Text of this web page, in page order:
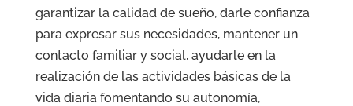
garantizar la calidad de sueño, darle confianza
para expresar sus necesidades, mantener un
contacto familiar y social, ayudarle en la
realización de las actividades básicas de la
vida diaria fomentando su autonomía,